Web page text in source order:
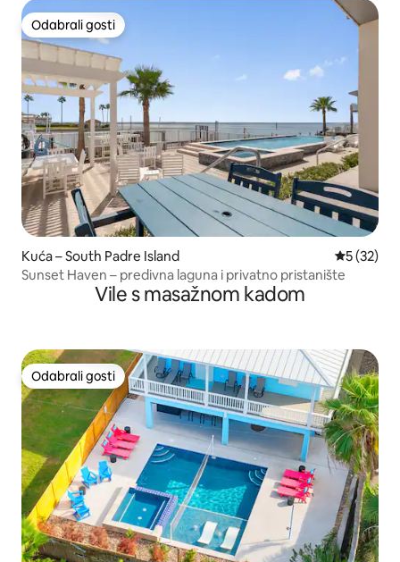
Odabrali gosti
Odabrali gosti
Kuća – South Padre Island Prosječna
5 (32)
Sunset Haven – predivna laguna i privatno pristanište
Vile s masažnom kadom
Odabrali gosti
Odabrali gosti